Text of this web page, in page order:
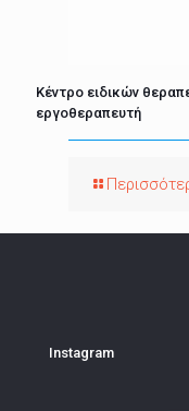
Κέντρο ειδικών
εργοθεραπευτή
Instagram